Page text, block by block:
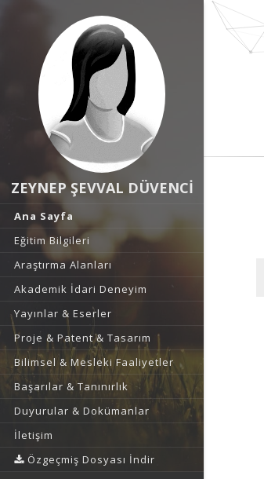
ZEYNEP ŞEVVAL DÜVENCİ
Ana Sayfa
Eğitim Bilgileri
Araştırma Alanları
Akademik İdari Deneyim
Yayınlar & Eserler
Proje & Patent & Tasarım
Bilimsel & Mesleki Faaliyetler
Başarılar & Tanınırlık
Duyurular & Dokümanlar
İletişim
Özgeçmiş Dosyası İndir